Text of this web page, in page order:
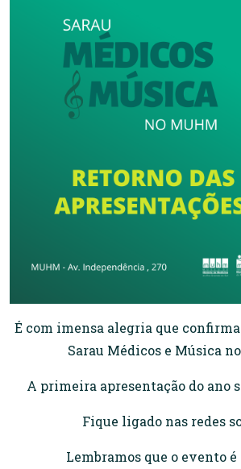
É com imensa alegria que
Sarau Médicos e Música
A primeira apresentação do ano
Fique ligado nas redes
Lembramos que o evento